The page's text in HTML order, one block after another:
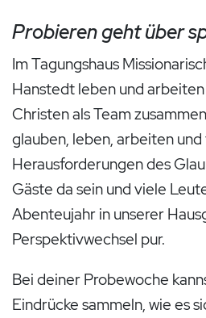
Probieren geht über
Im Tagungshaus
Hanstedt leben und
Christen als Team
glauben, leben, arbeiten
Herausforderungen des
Gäste da sein und viele
Abenteujahr in unserer
Perspektivwechsel pur.
Bei deiner Probewoche
Eindrücke sammeln, wie es